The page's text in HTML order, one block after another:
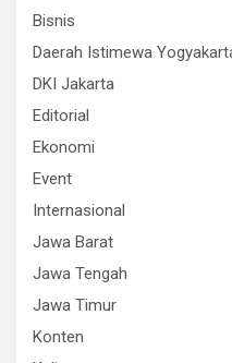
Bisnis
Daerah Istimewa
DKI Jakarta
Editorial
Ekonomi
Event
Internasional
Jawa Barat
Jawa Tengah
Jawa Timur
Konten